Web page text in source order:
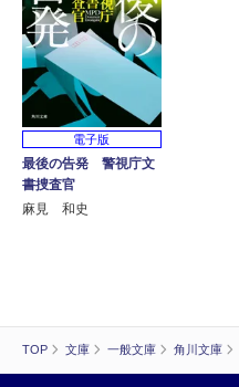
TOP 文庫 一般文庫 角川文庫
電子版
最後の告発 警視庁文
書捜査官
麻見 和史